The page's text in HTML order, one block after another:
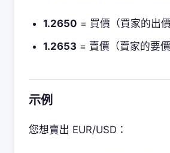
1.2650 = 買價（買家的出價
1.2653 = 賣價（賣家的要價
示例
您想賣出 EUR/USD：